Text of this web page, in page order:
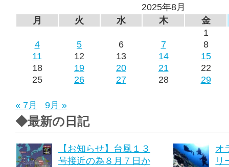
2025年8月
月
火 水 木
金
1
4
5 6 7
8
11
12 13 14
15
18
19 20 21
22
25
26 27 28 29
« 7月 9月 »
◆最新の日記
【お知らせ】台風１３
号接近の為８月７日か
オ
リ